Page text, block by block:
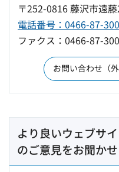
〒252-0816 藤沢市遠
電話番号：0466-87-
ファクス：0466-87-
お問い合わせ（
より良いウェブサ
のご意見をお聞か